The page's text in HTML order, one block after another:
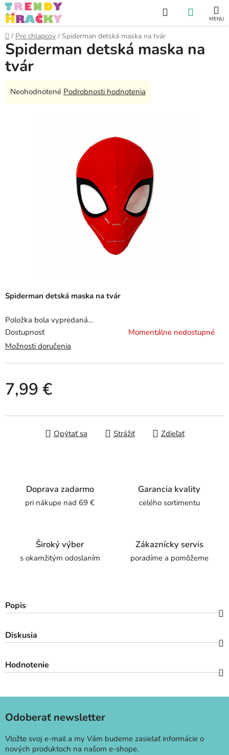
Prejsť
na
obsah
Hľadať
KOŠÍK
Domov
/ Pre chlapcov / Spiderman detská maska na tvár
Spiderman detská maska na tvár
Položka bola vypredaná…
Dostupnosť
Momentálne nedostupné
Možnosti doručenia
7,99 €
Opýtať sa Strážiť Zdieľať
Spiderman detská maska na
tvár
Priemerné
Neohodnotené Podrobnosti hodnotenia
Doprava zadarmo
pri nákupe nad 69 €
Garancia kvality
celého sortimentu
Široký výber
s okamžitým odoslaním
Zákaznícky servis
poradíme a pomôžeme
Popis
Diskusia
Hodnotenie
Odoberať newsletter
Vložte svoj e-mail a my Vám budeme zasielať informácie o
nových produktoch na našom e-shope.